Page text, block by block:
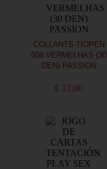
COLLANTS TIOPEN
008 VERMELHAS (30
DEN) PASSION
€ 12,00